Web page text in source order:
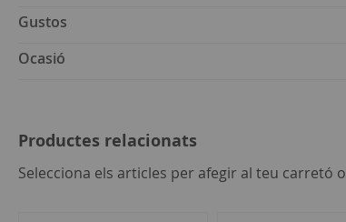
Gustos
Ocasió
Productes relacionats
Selecciona els articles per afegir al teu carretó o